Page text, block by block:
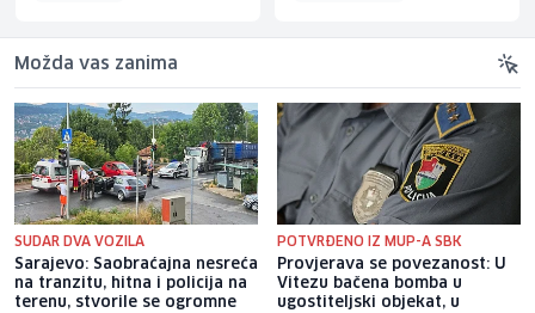
Možda vas zanima
SUDAR DVA VOZILA
Sarajevo: Saobraćajna nesreća
na tranzitu, hitna i policija na
terenu, stvorile se ogromne
POTVRĐENO IZ MUP-A SBK
Provjerava se povezanost: U
Vitezu bačena bomba u
ugostiteljski objekat, u